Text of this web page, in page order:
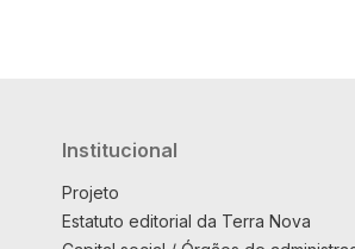
Institucional
Projeto
Estatuto editorial da Terra Nova